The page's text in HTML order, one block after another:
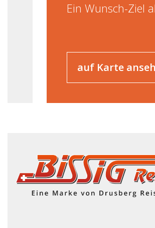
Ein Wunsch-Ziel
auf Karte